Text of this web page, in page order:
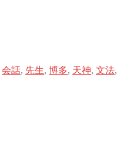
会話, 先生, 博多, 天神, 文法,